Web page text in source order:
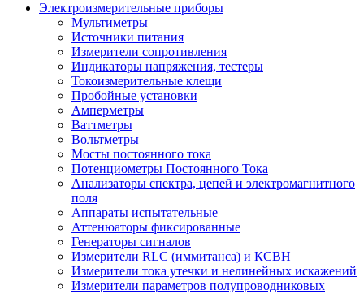
Электроизмерительные приборы
Мультиметры
Источники питания
Измерители сопротивления
Индикаторы напряжения, тестеры
Токоизмерительные клещи
Пробойные установки
Амперметры
Ваттметры
Вольтметры
Мосты постоянного тока
Потенциометры Постоянного Тока
Анализаторы спектра, цепей и электромагнитного
поля
Аппараты испытательные
Аттенюаторы фиксированные
Генераторы сигналов
Измерители RLC (иммитанса) и КСВН
Измерители тока утечки и нелинейных искажений
Измерители параметров полупроводниковых